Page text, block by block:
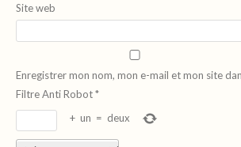
Site web
Enregistrer mon nom, mon e-mail et mon site
Filtre Anti Robot*
+ un = deux